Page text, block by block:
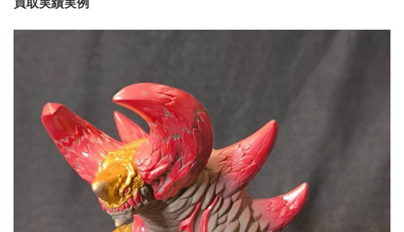
買取実績実例